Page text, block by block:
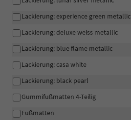
Lackierung: experience green metallic
Lackierung: deluxe weiss metallic
Lackierung: blue flame metallic
Lackierung: casa white
Lackierung: black pearl
Gummifußmatten 4-Teilig
Fußmatten